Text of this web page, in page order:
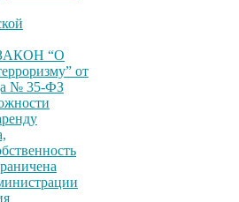
“О
от
№ 35-ФЗ